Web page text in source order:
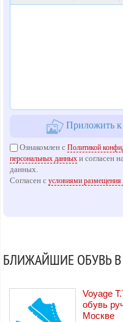
Приложить к
Ознакомлен сПолитикой
персональных данных и согласен
данных.
Согласен сусловиями размещения
БЛИЖАЙШИЕ ОБУВЬ
Voyage
обувь
Москве